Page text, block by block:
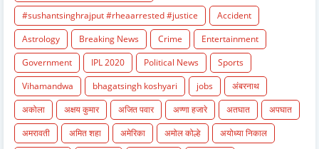
#sushantsinghrajput #rheaarrested #justice
Accident
Astrology
Breaking News Crime
Entertainment
Government
IPL 2020 Political News
Sports
Vihamandwa
bhagatsingh koshyari jobs
अंबरनाथ
अकोला
अक्षय कुमार अजित पवार अण्णा हजारे अतघात
अपघात
अमरावती
अमित शहा अमेरिका अमोल कोल्हे
अयोध्या निकाल